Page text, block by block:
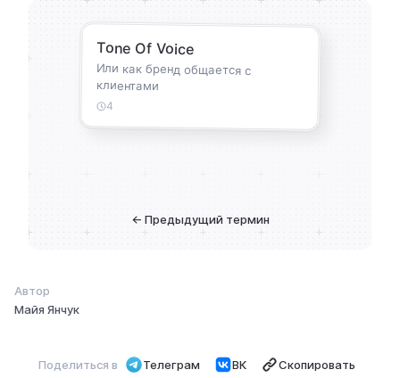
Tone Of Voice
Или как бренд общается с
клиентами
4
← Предыдущий термин
Автор
Майя Янчук
Поделиться в Телеграм ВК Скопировать